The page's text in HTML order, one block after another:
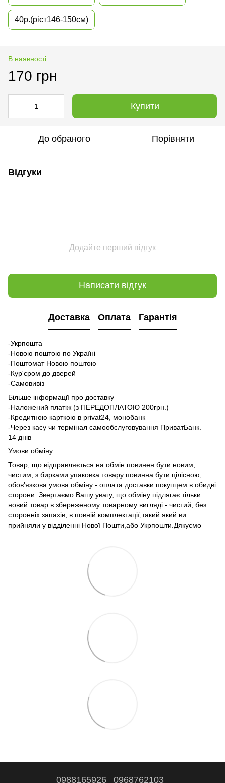
40р.(ріст146-150см)
В наявності
170 грн
Купити
До обраного Порівняти
Відгуки
Додайте перший відгук
Написати відгук
Доставка Оплата Гарантія
-Укрпошта
-Новою поштою по Україні
-Поштомат Новою поштою
-Кур'єром до дверей
-Самовивіз
Більше інформації про доставку
-Наложений платіж (з ПЕРЕДОПЛАТОЮ 200грн.)
-Кредитною карткою в privat24, монобанк
-Через касу чи термінал самообслуговування ПриватБанк.
14 днів
Умови обміну
Товар, що відправляється на обмін повинен бути новим,
чистим, з бирками упаковка товару повинна бути цілісною,
обов'язкова умова обміну - оплата доставки покупцем в обидві
сторони. Звертаємо Вашу увагу, що обміну підлягає тільки
новий товар в збереженому товарному вигляді - чистий, без
сторонніх запахів, в повній комплектації,такий який ви
прийняли у відділенні Нової Пошти,або Укрпошти.Дякуємо
0988165926 0968762103